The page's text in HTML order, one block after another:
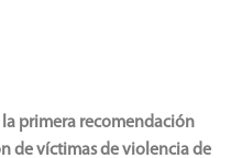
primera recomendación
de víctimas de violencia de